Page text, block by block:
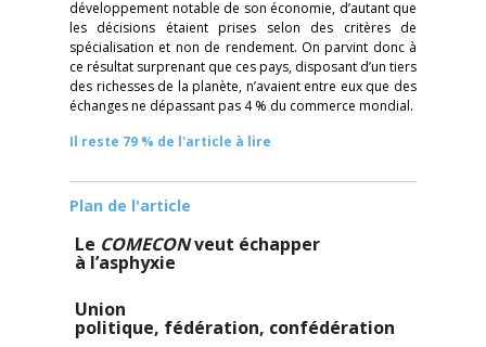
développement notable de son économie, d’autant que
les décisions étaient prises selon des critères de
spécialisation et non de rendement. On parvint donc à
ce résultat surprenant que ces pays, disposant d’un tiers
des richesses de la planète, n’avaient entre eux que des
échanges ne dépassant pas 4 % du commerce mondial.
Il reste 79 % de l'article à lire
Plan de l'article
Le COMECONveut échapper
à l’asphyxie
Union
politique, fédération, confédération